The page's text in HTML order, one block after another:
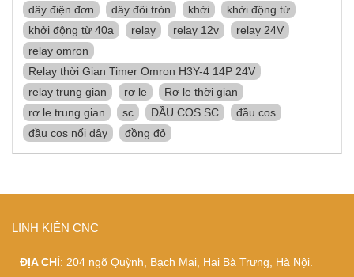
dây điện đơn
dây đôi tròn khởi
khởi động từ
khởi động từ 40a
relay relay 12v
relay 24V
relay omron
Relay thời Gian Timer Omron H3Y-4 14P 24V
relay trung gian
rơ le
Rơ le thời gian
rơ le trung gian
sc ĐẦU COS SC
đầu cos
đầu cos nối dây
đồng đỏ
LINH KIỆN CNC
ĐỊA CHỈ: 204 ngõ Quỳnh, Bạch Mai, Hai Bà Trưng, Hà Nội.